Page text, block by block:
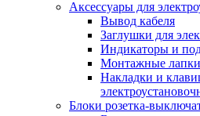
Аксессуары для
Вывод кабеля
Заглушки для
Индикаторы и
Монтажные лапки
Накладки и
Блоки розетка-